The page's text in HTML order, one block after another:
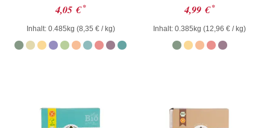
Bewertet
mit
0
von
5
4,05 € *
Inhalt: 0.485kg (8,35 €/ kg)
Bewertet
mit
0
von
5
4,99 € *
Inhalt: 0.385kg (12,96 € / kg)